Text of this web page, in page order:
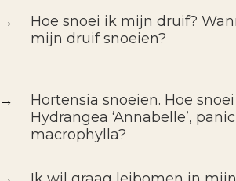
→
Hoe snoei ik mijn druif?
mijn druif snoeien?
→
Hortensia snoeien. Hoe
Hydrangea ‘Annabelle’,
macrophylla?